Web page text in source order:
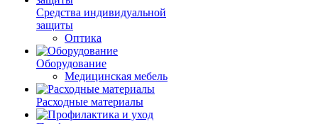
Средства индивидуальной
защиты
Оптика
Оборудование
Медицинская мебель
Расходные материалы